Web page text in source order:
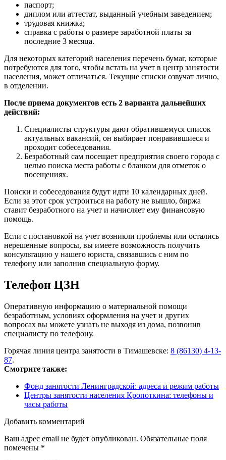
паспорт;
диплом или аттестат, выданный учебным заведением;
трудовая книжка;
справка с работы о размере заработной платы за
последние 3 месяца.
Для некоторых категорий населения перечень бумаг, которые
потребуются для того, чтобы встать на учет в центр занятости
населения, может отличаться. Текущие списки озвучат лично,
в отделении.
После приема документов есть 2 варианта дальнейших
действий:
Специалисты структуры дают обратившемуся список
актуальных вакансий, он выбирает понравившиеся и
проходит собеседования.
Безработный сам посещает предприятия своего города с
целью поиска места работы с бланком для отметок о
посещениях.
Поиски и собеседования будут идти 10 календарных дней.
Если за этот срок устроиться на работу не вышло, биржа
ставит безработного на учет и начисляет ему финансовую
помощь.
Если с постановкой на учет возникли проблемы или остались
нерешенные вопросы, вы имеете возможность получить
консультацию у нашего юриста, связавшись с ним по
телефону или заполнив специальную форму.
Телефон ЦЗН
Оперативную информацию о материальной помощи
безработным, условиях оформления на учет и других
вопросах вы можете узнать не выходя из дома, позвонив
специалисту по телефону.
Горячая линия центра занятости в Тимашевске: 8 (86130) 4-13-
87.
Смотрите также:
Фонд занятости Ленинградской: адреса и режим работы
Центры занятости населения Кропоткина: телефоны и
часы работы
Добавить комментарий
Ваш адрес email не будет опубликован. Обязательные поля
помечены *